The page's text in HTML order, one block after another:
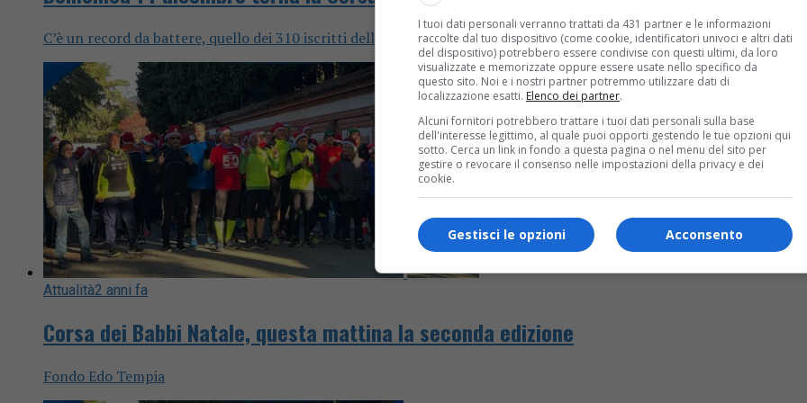
C’è un record da battere, quello dei 310 iscritti dell’edizione 2024, alla Corsa dei Babbi Natale del Fondo Edo
Attualità2 anni fa
Corsa dei Babbi Natale, questa mattina la seconda edizione
Fondo Edo Tempia
I tuoi dati personali verranno trattati da 431 partner e le informazioni
raccolte dal tuo dispositivo (come cookie, identificatori univoci e altri dati
del dispositivo) potrebbero essere condivise con questi ultimi, da loro
visualizzate e memorizzate oppure essere usate nello specifico da
questo sito. Noi e i nostri partner potremmo utilizzare dati di
localizzazione esatti. Elenco dei partner.
Alcuni fornitori potrebbero trattare i tuoi dati personali sulla base
dell'interesse legittimo, al quale puoi opporti gestendo le tue opzioni qui
sotto. Cerca un link in fondo a questa pagina o nel menu del sito per
gestire o revocare il consenso nelle impostazioni della privacy e dei
cookie.
Acconsento
Gestisci le opzioni